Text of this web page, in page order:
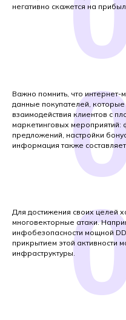
негативно скажется на
Важно помнить, что
данные покупателей,
взаимодействия клиентов с
маркетинговых
предложений, настройки
информация также
Для достижения своих целей
многовекторные атаки.
инфобезопасности мощной
прикрытием этой активности
инфраструктуры.